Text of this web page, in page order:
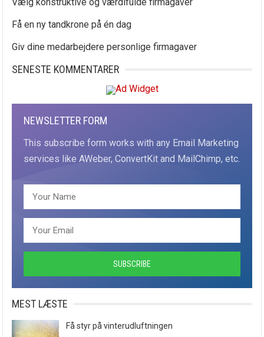
Få en ny tandkrone på én dag
Giv dine medarbejdere personlige firmagaver
SENESTE KOMMENTARER
NEWSLETTER FORM
This subscribe form works with any Email Marketing
services like AWeber, ConvertKit and MailChimp, etc.
MEST LÆSTE
Få styr på vinterudluftningen